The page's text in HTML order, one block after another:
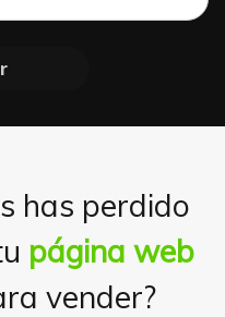
has perdido
página web
vender?